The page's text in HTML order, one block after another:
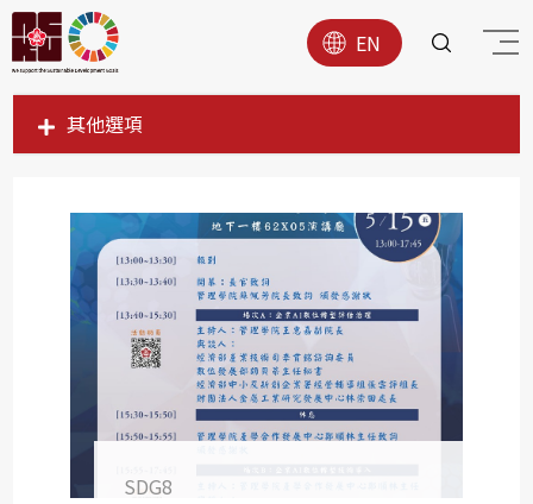
EN
其他選項
SDG1
SDG3
SDG4
SDG5
SDG6
SDG7
SDG8